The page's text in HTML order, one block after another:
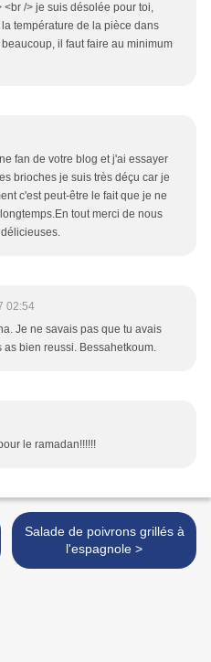
/> je suis désolée pour toi,
température de la pièce dans
il faut faire au minimum
fan de votre blog et j'ai essayer
brioches je suis très déçu car je
c'est peut-être le fait que je ne
tout merci de nous
02:54
Je ne savais pas que tu avais
as bien reussi. Bessahetkoum.
le ramadan!!!!!!
Salade de poivrons grillés à
l'espagnole >